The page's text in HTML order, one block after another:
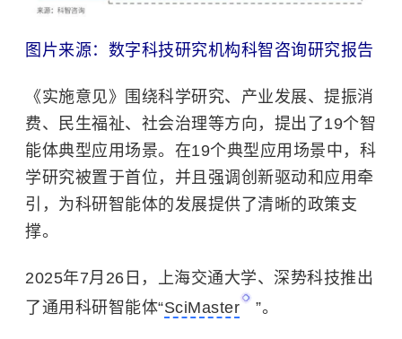
图片来源：数字科技研究机构科智咨询研究报告
《实施意见》围绕科学研究、产业发展、提振消
费、民生福祉、社会治理等方向，提出了19个智
能体典型应用场景。在19个典型应用场景中，科
学研究被置于首位，并且强调创新驱动和应用牵
引，为科研智能体的发展提供了清晰的政策支
撑。
2025年7月26日， 上海交通大学、深势科技推出
了通用科研智能体“SciMaster ”。